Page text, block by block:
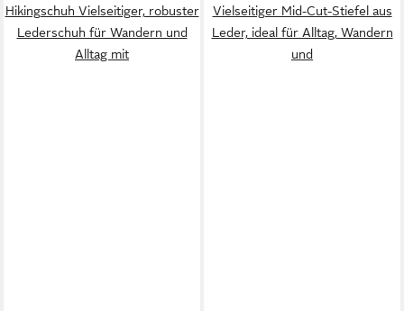
Hikingschuh Vielseitiger, robuster
Lederschuh für Wandern und
Alltag mit
Vielseitiger Mid-Cut-Stiefel aus
Leder, ideal für Alltag, Wandern
und